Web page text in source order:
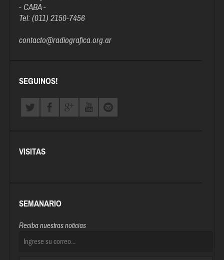
- CABA -
Tel: (011) 2150-7456
contacto@radiografica.org.ar
SEGUINOS!
VISITAS
SEMANARIO
Reciba nuestras noticias